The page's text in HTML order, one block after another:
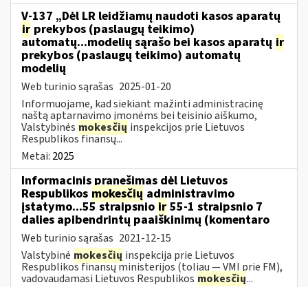
V-137 „Dėl LR leidžiamų naudoti kasos aparatų
ir prekybos (paslaugų teikimo)
automatų...modelių sąrašo bei kasos aparatų ir
prekybos (paslaugų teikimo) automatų
modelių
Web turinio sąrašas 2025-01-20
Informuojame, kad siekiant mažinti administracinę
naštą aptarnavimo įmonėms bei teisinio aiškumo,
Valstybinės mokesčių inspekcijos prie Lietuvos
Respublikos finansų...
Metai: 2025
Informacinis pranešimas dėl Lietuvos
Respublikos mokesčių administravimo
įstatymo...55 straipsnio ir 55-1 straipsnio 7
dalies apibendrintų paaiškinimų (komentaro
Web turinio sąrašas 2021-12-15
Valstybinė mokesčių inspekcija prie Lietuvos
Respublikos finansų ministerijos (toliau — VMI prie FM),
vadovaudamasi Lietuvos Respublikos mokesčių...